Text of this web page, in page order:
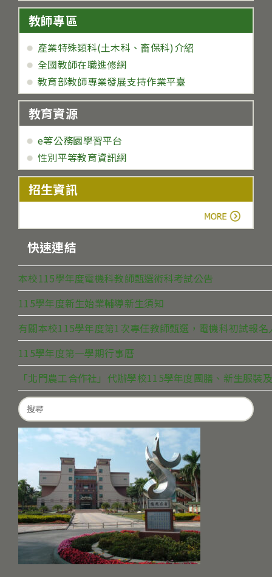
教師專區
產業特殊類科(土木科、畜保科)介紹
全國教師在職進修網
教育部教師專業發展支持作業平臺
教育資源
e等公務園學習平台
性別平等教育資訊網
招生資訊
快速連結
本校115學年度電機科教師甄選術科考試公告
115學年度新生始業輔導新生須知
有關本校115學年度第1次專任教師甄選，電機科初試報
115學年度第一學期行事曆
「北門農工合作社」代辦學校115學年度團膳、新生服裝
Search
for: